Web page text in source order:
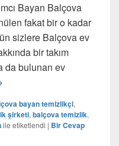
Bayan Balçova
fakat bir o kadar
sizlere Balçova ev
bir takım
da bulunan ev
Ev Temizliği İçin
bayan temizlikçi,
şirketi, balçova temizlik,
ile etiketlendi | Bir Cevap